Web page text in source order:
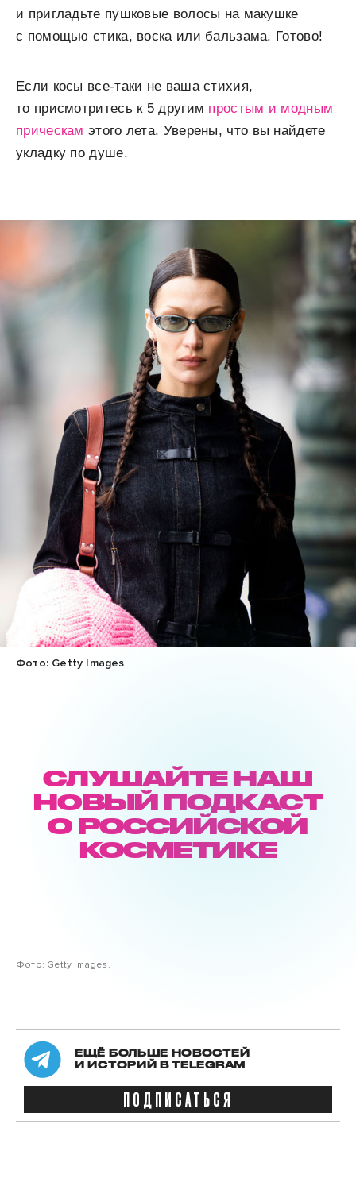
и пригладьте пушковые волосы на макушке
с помощью стика, воска или бальзама. Готово!
Если косы все-таки не ваша стихия,
то присмотритесь к 5 другим простым и модным
прическам этого лета. Уверены, что вы найдете
укладку по душе.
Фото: Getty Images
СЛУШАЙТЕ НАШ
НОВЫЙ ПОДКАСТ
О РОССИЙСКОЙ
КОСМЕТИКЕ
Фото: Getty Images.
ЕЩЁ БОЛЬШЕ НОВОСТЕЙ
И ИСТОРИЙ В TELEGRAM
ПОДПИСАТЬСЯ